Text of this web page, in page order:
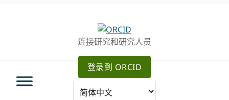
连接研究和研究人员
登录到 ORCID